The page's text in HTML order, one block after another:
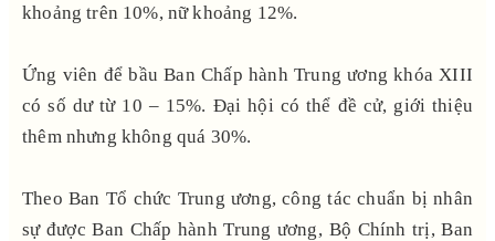
khoảng trên 10%, nữ khoảng 12%.
Ứng viên để bầu Ban Chấp hành Trung ương khóa XIII
có số dư từ 10 – 15%. Đại hội có thể đề cử, giới thiệu
thêm nhưng không quá 30%.
Theo Ban Tổ chức Trung ương, công tác chuẩn bị nhân
sự được Ban Chấp hành Trung ương, Bộ Chính trị, Ban